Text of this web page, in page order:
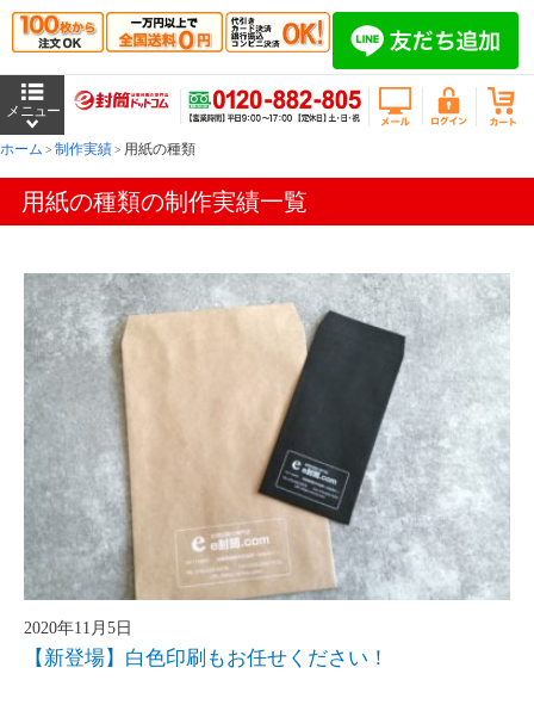
ホーム 制作実績 用紙の種類
用紙の種類の制作実績一覧
2020年11月5日
【新登場】白色印刷もお任せください！